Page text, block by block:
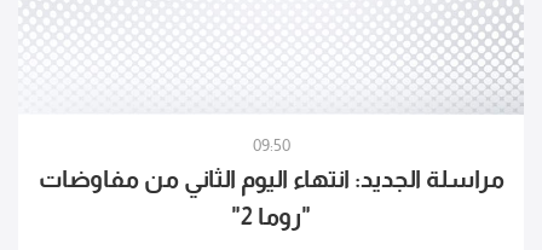
09:50
مراسلة الجديد: انتهاء اليوم الثاني من مفاوضات
"روما 2"